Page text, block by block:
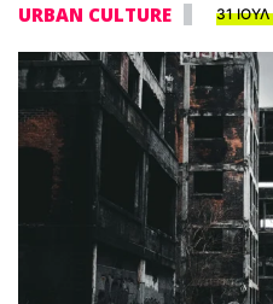
URBAN CULTURE 31